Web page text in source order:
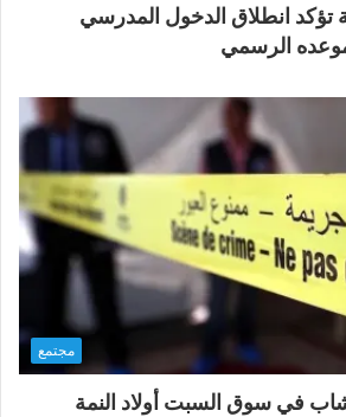
تؤكد انطلاق الدخول المدرسي
مجتمع
في سوق السبت أولاد النمة